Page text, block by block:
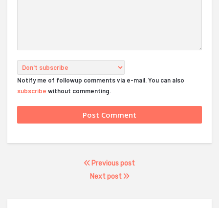
Notify me of followup comments via e-mail. You can also
subscribe without commenting.
Previous post
Next post